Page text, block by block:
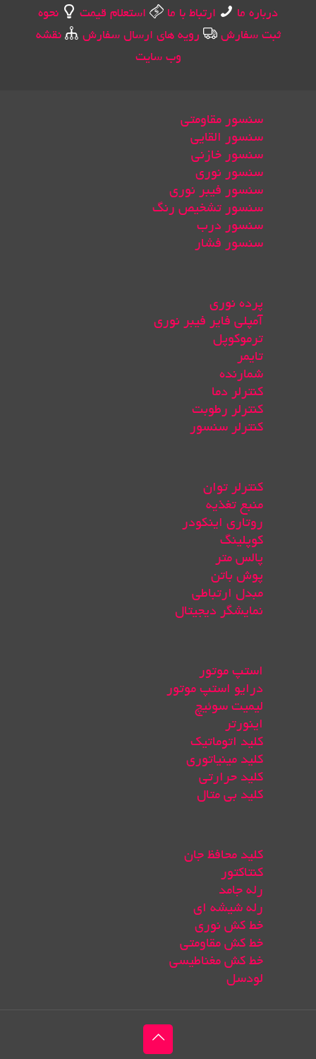
درباره ما
ارتباط با ما استعلام قیمت
نحوه
ثبت سفارش
رویه های ارسال سفارش
نقشه
وب سایت
سنسور مقاومتی
سنسور القایی
سنسور خازنی
سنسور نوری
سنسور فیبر نوری
سنسور تشخیص رنگ
سنسور درب
سنسور فشار
پرده نوری
آمپلی فایر فیبر نوری
ترموکوپل
تایمر
شمارنده
کنترلر دما
کنترلر رطوبت
کنترلر سنسور
کنترلر توان
منبع تغذیه
روتاری اینکودر
کوپلینگ
پالس متر
پوش باتن
مبدل ارتباطی
نمایشگر دیجیتال
استپ موتور
درایو استپ موتور
لیمیت سوئیچ
اینورتر
کلید اتوماتیک
کلید مینیاتوری
کلید حرارتی
کلید بی متال
کلید محافظ جان
کنتاکتور
رله جامد
رله شیشه ای
خط کش نوری
خط کش مقاومتی
خط کش مغناطیسی
لودسل